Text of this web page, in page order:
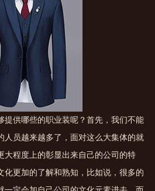
提供哪些的职业装呢？首先，我们不能
人员越来越多了，面对这么大集体的就
大程度上的彰显出来自己的公司的特
化更加的了解和熟知，比如说，很多的